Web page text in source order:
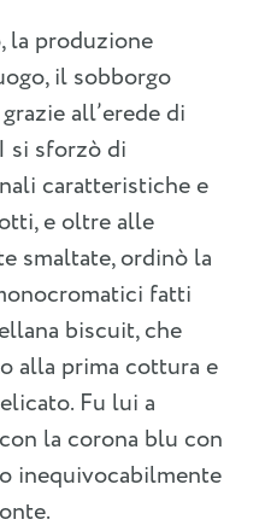
la produzione
il sobborgo
all’erede di
si sforzò di
caratteristiche e
e oltre alle
smaltate, ordinò la
fatti
biscuit, che
alla prima cottura e
Fu lui a
la corona blu con
inequivocabilmente